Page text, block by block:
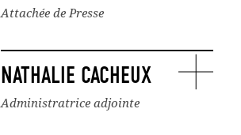
Attachée de Presse
NATHALIE CACHEUX
Administratrice adjointe